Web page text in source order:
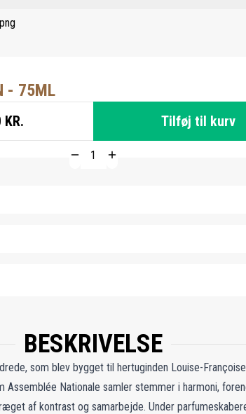
- 75ML
Tilføj til kurv
BESKRIVELSE
som blev bygget til hertuginden Louise-
Nationale samler stemmer i harmoni,
af kontrast og samarbejde. Under